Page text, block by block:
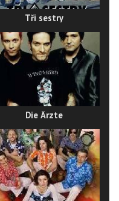
Tři sestry
Die Ärzte